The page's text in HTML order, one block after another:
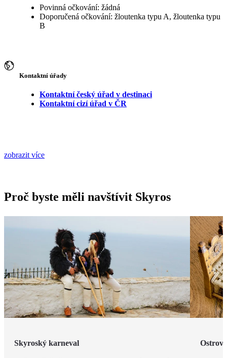
Povinná očkování: žádná
Doporučená očkování: žloutenka typu A, žloutenka typu
B
Kontaktní úřady
Kontaktní český úřad v destinaci
Kontaktní cizí úřad v ČR
zobrazit více
Proč byste měli navštívit Skyros
Skyroský karneval Ostrov